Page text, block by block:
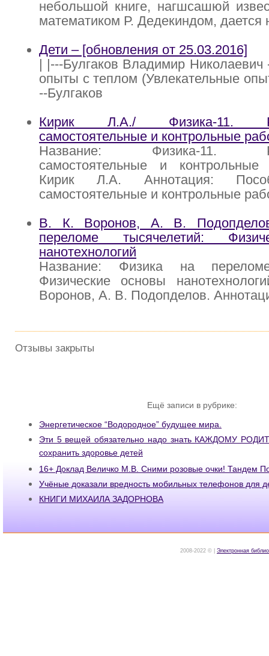
небольшой книге, нагшсашюй
математиком Р. Дедекиндом, дается
Дети – [обновления от 25.03.2016]
| |---Булгаков Владимир Николаевич
опыты с теплом (Увлекательные
--Булгаков
Кирик Л.А./ Физика-11.
самостоятельные и контрольные
Название: Физика-11.
самостоятельные и
Кирик Л.А. Аннотация:
самостоятельные и контрольные
В. К. Воронов, А. В.
переломе тысячелетий:
нанотехнологий
Название: Физика на
Физические основы
Воронов, А. В. Подопделов.
Отзывы закрыты
Ещё записи в рубрике:
Энергетическое “Водородное” будущее мира.
Эти 5 вещей обязательно надо знать КАЖДОМУ
сохранить здоровье детей
16+ Доклад Величко М.В. Сними розовые очки! Тандем
Учёные доказали вредность мобильных телефонов для
КНИГИ МИХАИЛА ЗАДОРНОВА
2008-2022 © | Электронная